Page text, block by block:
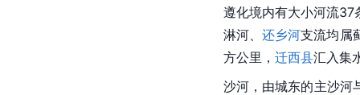
遵化境内有大小河流37
淋河、还乡河支流均属
方公里， 迁西县汇入集
沙河 ，由城东的主沙